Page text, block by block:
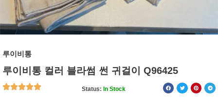
루이비통
루이비통 컬러 블라썸 썬 귀걸이 Q96425
Status: In Stock